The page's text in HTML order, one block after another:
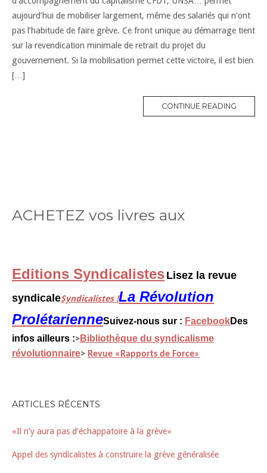
aujourd’hui de mobiliser largement, même des salariés qui n’ont
pas l’habitude de faire grève. Ce front unique au démarrage tient
sur la revendication minimale de retrait du projet du
gouvernement. Si la mobilisation permet cette victoire, il est bien
[…]
CONTINUE READING
ACHETEZ vos livres aux
Editions Syndicalistes Lisez la revue
syndicaleSyndicalistes !La Révolution
ProlétarienneSuivez-nous sur : FacebookDes
infos ailleurs :>Bibliothèque du syndicalisme
révolutionnaire> Revue «Rapports de Force»
ARTICLES RÉCENTS
«Il n’y aura pas d’échappatoire à la grève»
Appel des syndicalistes à construire la grève généralisée